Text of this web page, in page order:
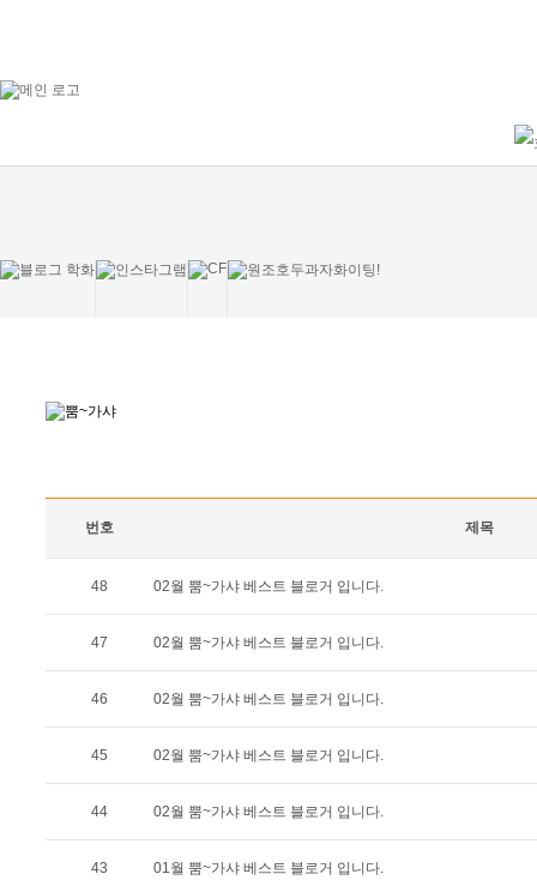
번호 제목
48 02월 뿜~가샤 베스트 블로거 입니다.
47 02월 뿜~가샤 베스트 블로거 입니다.
46 02월 뿜~가샤 베스트 블로거 입니다.
45 02월 뿜~가샤 베스트 블로거 입니다.
44 02월 뿜~가샤 베스트 블로거 입니다.
43 01월 뿜~가샤 베스트 블로거 입니다.